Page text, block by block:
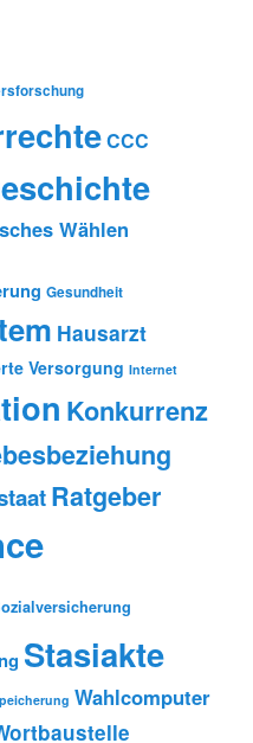
CCC
Wählen
Gesundheit
Hausarzt
Versorgung Internet
Konkurrenz
Ratgeber
Stasiakte
Wahlcomputer